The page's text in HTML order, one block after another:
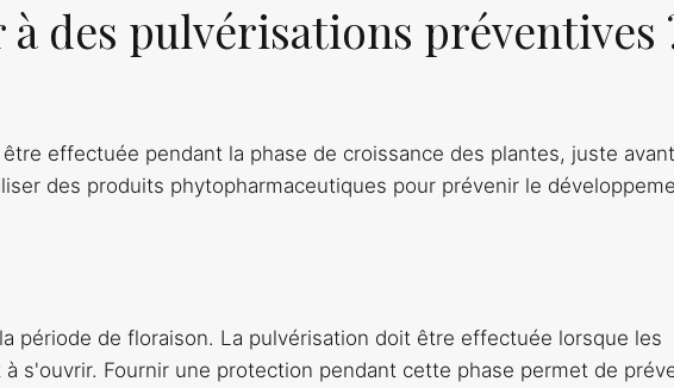
des pulvérisations préventives
effectuée pendant la phase de croissance des plantes, juste
des produits phytopharmaceutiques pour prévenir le
période de floraison. La pulvérisation doit être effectuée lorsque les
s'ouvrir. Fournir une protection pendant cette phase permet de